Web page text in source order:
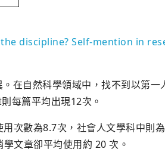
discipline? Self-mention in
在自然科學領域中，找不到以第一
每篇平均出現12次。
次數為8.7次，社會人文學科中則
文章卻平均使用約 20 次。